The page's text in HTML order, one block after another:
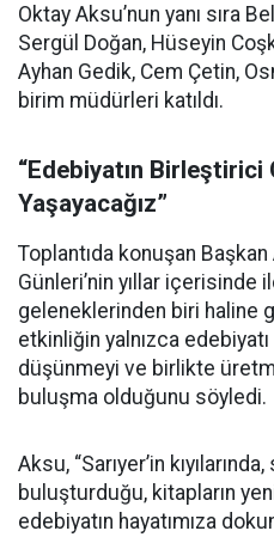
Oktay Aksu’nun yanı sıra
Sergül Doğan, Hüseyin
Ayhan Gedik, Cem Çetin,
birim müdürleri katıldı.
“Edebiyatın
Yaşayacağız”
Toplantıda konuşan
Günleri’nin yıllar içerisinde
geleneklerinden biri haline
etkinliğin yalnızca
düşünmeyi ve birlikte
buluşma olduğunu söyledi.
Aksu, “Sarıyer’in
buluşturduğu, kitapların
edebiyatın hayatımıza